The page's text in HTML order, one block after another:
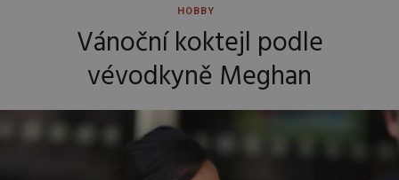
HOBBY
Vánoční koktejl podle
vévodkyně Meghan